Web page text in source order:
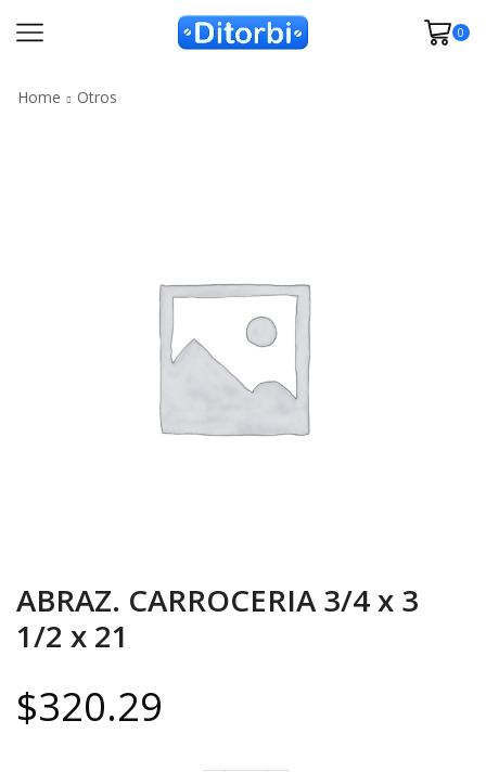
0
Home Otros
ABRAZ. CARROCERIA 3/4 x 3
1/2 x 21
$320.29